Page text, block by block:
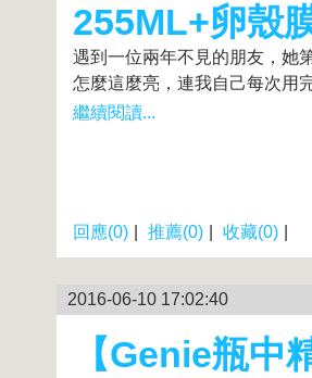
255ML+卵殼
遇到一位兩年不見的朋友，她
怎麼這麼亮，連我自己每次用
繼續閱讀...
回應(0) 推薦(0) 收藏(0)
2016-06-10 17:02:40
【Genie瓶